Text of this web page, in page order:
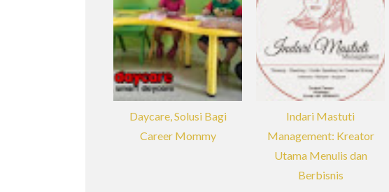
Daycare, Solusi Bagi
Career Mommy
Indari Mastuti
Management: Kreator
Utama Menulis dan
Berbisnis